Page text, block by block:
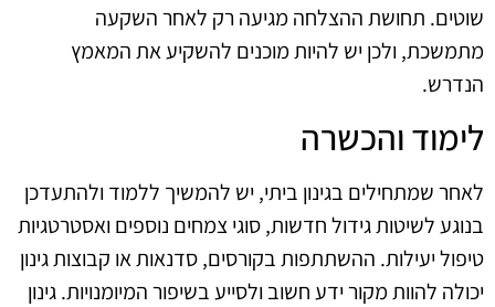
שוטים. תחושת ההצלחה מגיעה רק לאחר השקעה
מתמשכת, ולכן יש להיות מוכנים להשקיע את המאמץ
הנדרש.
לימוד והכשרה
לאחר שמתחילים בגינון ביתי, יש להמשיך ללמוד ולהתעדכן
בנוגע לשיטות גידול חדשות, סוגי צמחים נוספים ואסטרטגיות
טיפול יעילות. ההשתתפות בקורסים, סדנאות או קבוצות גינון
יכולה להוות מקור ידע חשוב ולסייע בשיפור המיומנויות. גינון